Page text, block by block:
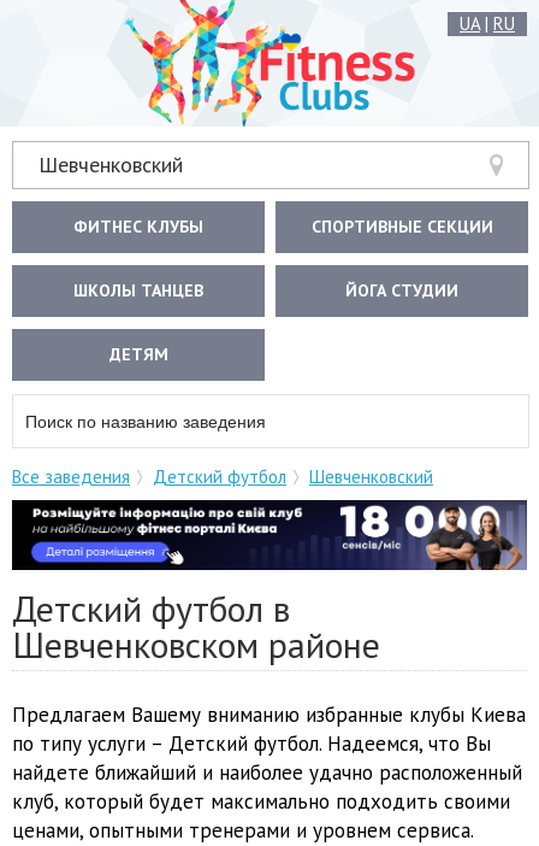
UA| RU
Шевченковский
ФИТНЕС КЛУБЫ СПОРТИВНЫЕ СЕКЦИИ
ШКОЛЫ ТАНЦЕВ ЙОГА СТУДИИ
ДЕТЯМ
Все заведения Детский футбол Шевченковский
Детский футбол в
Шевченковском районе
Предлагаем Вашему вниманию избранные клубы Киева
по типу услуги – Детский футбол. Надеемся, что Вы
найдете ближайший и наиболее удачно расположенный
клуб, который будет максимально подходить своими
ценами, опытными тренерами и уровнем сервиса.